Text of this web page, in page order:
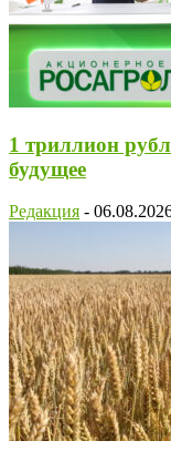
1 триллион
будущее
Редакция -